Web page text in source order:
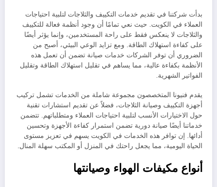
بدأت شركتنا في تقديم خدمات التكييف والثلاجات لتلبية احتياجات
العملاء في الكويت. حيث نعي تمامًا أن وجود أنظمة فعالة للتكييف
والثلاجات لا ينعكس فقط على راحة المستخدمين، وإنما يؤثر أيضًا
على كفاءة استهلاك الطاقة. ومع تزايد الوعي البيئي، أصبح من
الضروري أن توفر الشركات خدمات صيانة تضمن أن تعمل هذه
الأنظمة بكفاءة عالية، مما يساهم في تقليل استهلاك الطاقة وتقليل
الفواتير الشهرية.
يقدم فنيونا المتخصصون مجموعة شاملة من الخدمات تشمل تركيب
أجهزة التكييف وصيانة الثلاجات، فضلاً عن تقديم استشارات تقنية
حول الاختيارات الأنسب لتلبية احتياجات العملاء ومتطلباتهم. تتضمن
خدماتنا أيضًا صيانة دورية تضمن استمرار كفاءة الأجهزة وتحسين
أدائها. إن توافر هذه الخدمات في الكويت يسهم في تعزيز مستوى
الحياة اليومية، مما يجعل راحتك في المنزل أو المكتب سهلة المنال.
أنواع مكيفات الهواء وصيانتها